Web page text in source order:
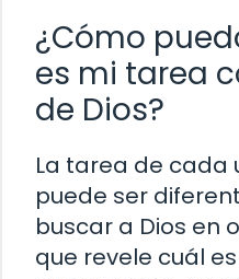
¿Cómo
es mi tarea
de Dios?
La tarea de cada
puede ser
buscar a Dios en
que revele cuál